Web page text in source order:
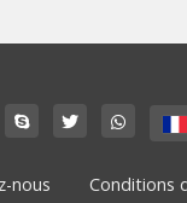
nous Conditions